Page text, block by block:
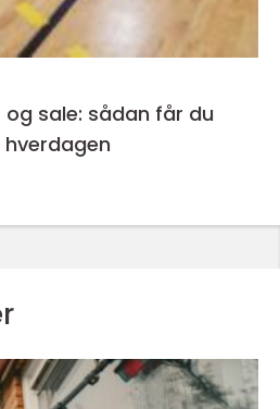
sale: sådan får du